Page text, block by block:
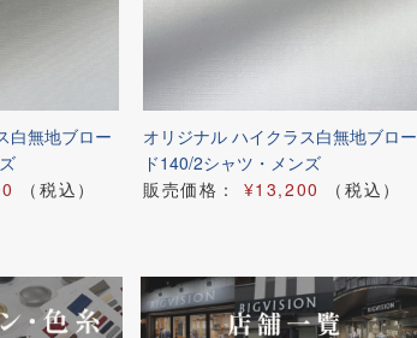
白無地ブロー
（税込）
オリジナル ハイクラス白無地ブロー
ド140/2シャツ・メンズ
販売価格： ¥13,200 （税込）